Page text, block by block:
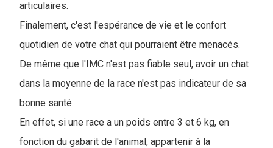
articulaires.
Finalement, c'est l'espérance de vie et le confort
quotidien de votre chat qui pourraient être menacés.
De même que l'IMC n'est pas fiable seul, avoir un chat
dans la moyenne de la race n'est pas indicateur de sa
bonne santé.
En effet, si une race a un poids entre 3 et 6 kg, en
fonction du gabarit de l'animal, appartenir à la